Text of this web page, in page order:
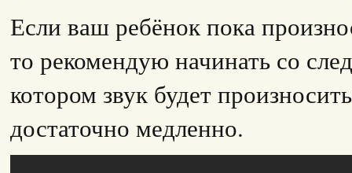
Если ваш ребёнок пока
то рекомендую начинать со
котором звук будет
достаточно медленно.